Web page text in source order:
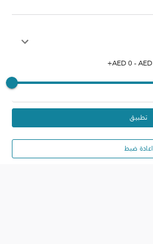
AED0- AED
+
تطبيق
اعادة ضبط